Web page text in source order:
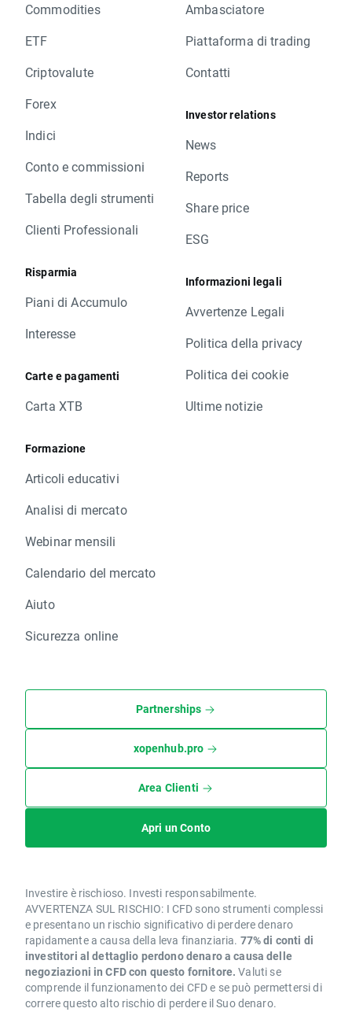
Commodities
ETF
Criptovalute
Forex
Indici
Conto e commissioni
Tabella degli strumenti
Clienti Professionali
Risparmia
Piani di Accumulo
Interesse
Carte e pagamenti
Carta XTB
Formazione
Articoli educativi
Analisi di mercato
Webinar mensili
Calendario del mercato
Aiuto
Sicurezza online
Ambasciatore
Piattaforma di trading
Contatti
Investor relations
News
Reports
Share price
ESG
Informazioni legali
Avvertenze Legali
Politica della privacy
Politica dei cookie
Ultime notizie
Partnerships
xopenhub.pro
Area Clienti
Apri un Conto
Investire è rischioso. Investi responsabilmente.
AVVERTENZA SUL RISCHIO: I CFD sono strumenti complessi
e presentano un rischio significativo di perdere denaro
rapidamente a causa della leva finanziaria. 77% di conti di
investitori al dettaglio perdono denaro a causa delle
negoziazioni in CFD con questo fornitore. Valuti se
comprende il funzionamento dei CFD e se può permettersi di
correre questo alto rischio di perdere il Suo denaro.